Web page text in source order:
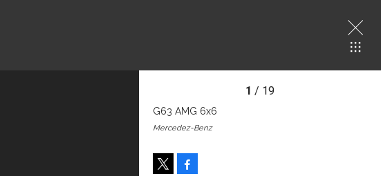
1 / 19
G63 AMG 6x6
Mercedez-Benz